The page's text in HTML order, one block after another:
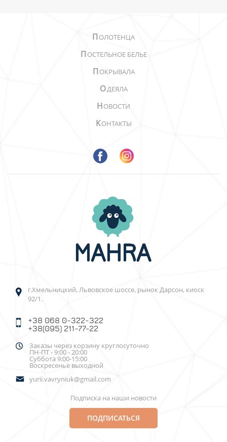
ПОЛОТЕНЦА
ПОСТЕЛЬНОЕ БЕЛЬЕ
ПОКРЫВАЛА
ОДЕЯЛА
НОВОСТИ
КОНТАКТЫ
г.Хмельницкий, Львовское шоссе, рынок Дарсон, киоск
92/1.
+38 068 0-322-322
+38(095) 211-77-22
Заказы через корзину круглосуточно
ПН-ПТ - 9:00 - 20:00
Суббота 9:00-15:00
Воскресенье выходной
yurii.vavryniuk@gmail.com
Подписка на наши новости
ПОДПИСАТЬСЯ